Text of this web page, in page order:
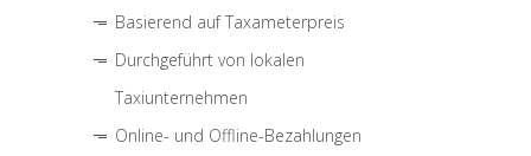
Basierend auf Taxameterpreis
Durchgeführt von lokalen
Taxiunternehmen
Online- und Offline-Bezahlungen